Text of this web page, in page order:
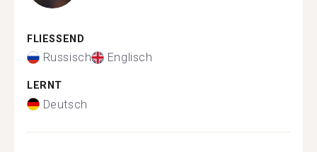
FLIESSEND
Russisch Englisch
LERNT
Deutsch